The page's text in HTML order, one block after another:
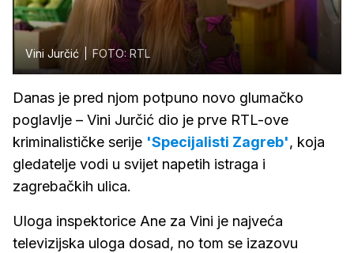
Vini Jurčić FOTO: RTL
Danas je pred njom potpuno novo glumačko
poglavlje – Vini Jurčić dio je prve RTL-ove
kriminalističke serije 'Specijalisti Zagreb', koja
gledatelje vodi u svijet napetih istraga i
zagrebačkih ulica.
Uloga inspektorice Ane za Vini je najveća
televizijska uloga dosad, no tom se izazovu